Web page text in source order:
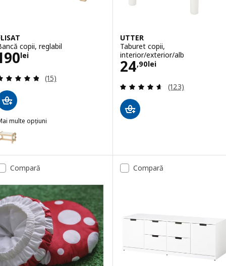
copii, reglabil
lei190lei
Evaluare: 4.8 din 5 stele. Total recenzii:
(15)
multe opțiuni
FLISAT, Bancă copii, înălțime reglabilă/verde
UTTER
Taburet copii,
interior/exterior/alb
24,90lei
Preţ 24,90lei
Evaluare: 4.6
(123)
Compară Compară